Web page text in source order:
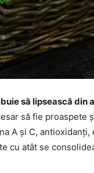
să lipsească
să fie
A și C,
cu atât se